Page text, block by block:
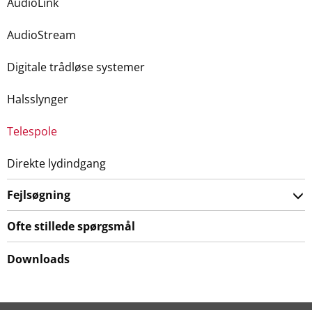
AudioStream
Digitale trådløse systemer
Halsslynger
Telespole
Direkte lydindgang
Fejlsøgning
Ofte stillede spørgsmål
Downloads